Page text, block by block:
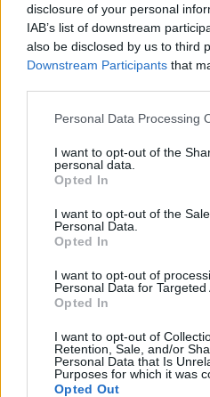
disclosure of your personal
IAB’s list of downstream
also be disclosed by us to third
Downstream Participants that
Personal Data Processing
I want to opt-out of the
personal data.
Opted In
I want to opt-out of the
Personal Data.
Opted In
I want to opt-out of
Personal Data for Targeted
Opted In
I want to opt-out of
Retention, Sale, and/or
Personal Data that Is
Purposes for which it was
Opted Out
1.
A tésztához a
cukor
krémesre
olajat